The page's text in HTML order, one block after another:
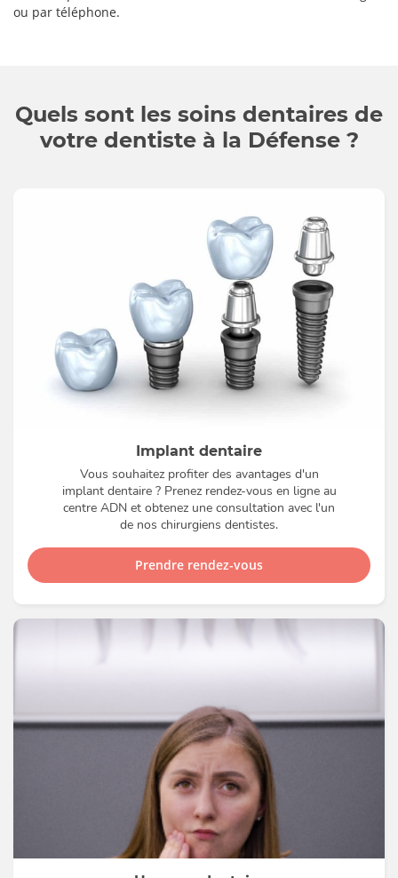
ou par téléphone.
Quels sont les soins dentaires de
votre dentiste à la Défense ?
Implant dentaire
Vous souhaitez profiter des avantages d'un
implant dentaire ? Prenez rendez-vous en ligne au
centre ADN et obtenez une consultation avec l'un
de nos chirurgiens dentistes.
Prendre rendez-vous